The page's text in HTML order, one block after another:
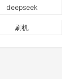
deepseek
刷机